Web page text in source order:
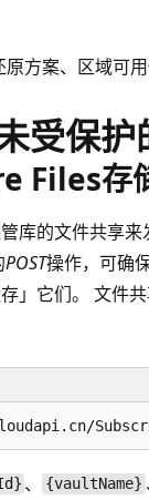
方案、区域可
受保
Files存
库的文件共享
POST操作，可确
」它们。 文件
、 {vaultName}